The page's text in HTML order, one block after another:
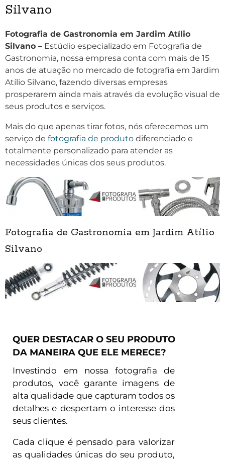
Silvano
Fotografia de Gastronomia em Jardim Atílio
Silvano – Estúdio especializado em Fotografia de
Gastronomia, nossa empresa conta com mais de 15
anos de atuação no mercado de fotografia em Jardim
Atílio Silvano, fazendo diversas empresas
prosperarem ainda mais através da evolução visual de
seus produtos e serviços.
Mais do que apenas tirar fotos, nós oferecemos um
serviço de fotografia de produto diferenciado e
totalmente personalizado para atender as
necessidades únicas dos seus produtos.
Fotografia de Gastronomia em Jardim Atílio
Silvano
QUER DESTACAR O SEU PRODUTO
DA MANEIRA QUE ELE MERECE?
Investindo em nossa fotografia de
produtos, você garante imagens de
alta qualidade que capturam todos os
detalhes e despertam o interesse dos
seus clientes.
Cada clique é pensado para valorizar
as qualidades únicas do seu produto,